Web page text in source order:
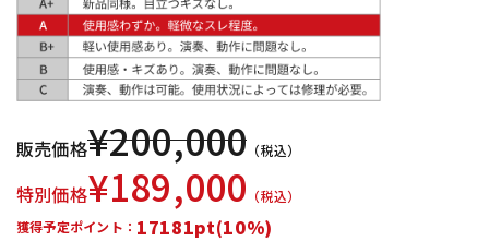
販売価格¥200,000 （税込）
特別価格¥189,000 （税込）
獲得予定ポイント： 17181pt(10%)